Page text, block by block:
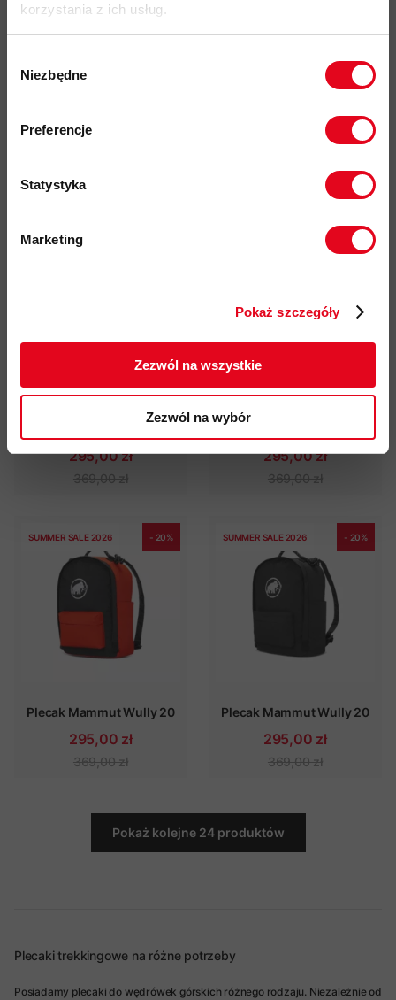
korzystania z ich usług.
zgody
Niezbędne
Preferencje
Statystyka
Marketing
Pokaż szczegóły
Zezwól na wszystkie
Zezwól na wybór
Plecak Mammut Wully 20
295,00 zł
295,00 zł
369,00 zł
- 20%
Plecak Mammut Wully 20
295,00 zł
369,00 zł
SUMMER SALE 2026 - 20%
Plecak Mammut Wully 20
295,00 zł
369,00 zł
SUMMER SALE 2026 - 20%
Plecak Mammut Wully 20
295,00 zł
369,00 zł
Pokaż kolejne 24 produktów
Plecaki trekkingowe na różne potrzeby
Posiadamy plecaki do wędrówek górskich różnego rodzaju. Niezależnie od
odbierz
zgodnie z Polityką prywatności.